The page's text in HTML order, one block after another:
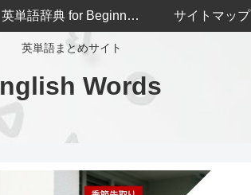
英単語まとめサイト
Words
英単語辞典 for Beginners サイトマップ